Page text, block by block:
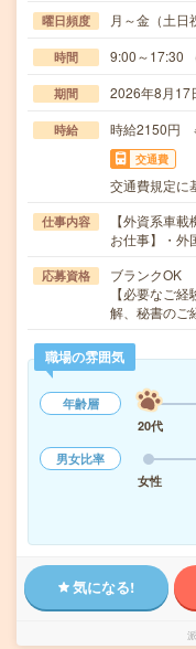
曜日頻度 月～金（土日
時間 9:00～17:30
期間 2026年8月17
時給 時給2150円
交通費
交通費規定に
仕事内容
【外資系車
お仕事】・
応募資格
ブランクOK
【必要なご
解、秘書のご
職場の雰囲気
年齢層
20代
男女比率
女性
気になる!